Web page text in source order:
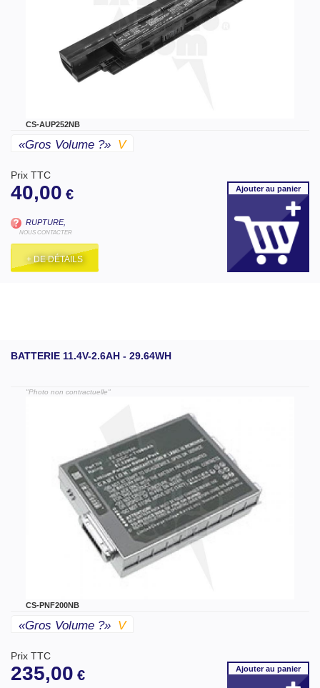
CS-AUP252NB
«gros Volume ?» V
Prix TTC
40,00 €
RUPTURE,
NOUS CONTACTER
+ DE DÉTAILS
Ajouterau panier
BATTERIE 11.4V-2.6AH - 29.64WH
"Photo non contractuelle"
CS-PNF200NB
«gros Volume ?» V
Prix TTC
235,00 € Ajouterau panier